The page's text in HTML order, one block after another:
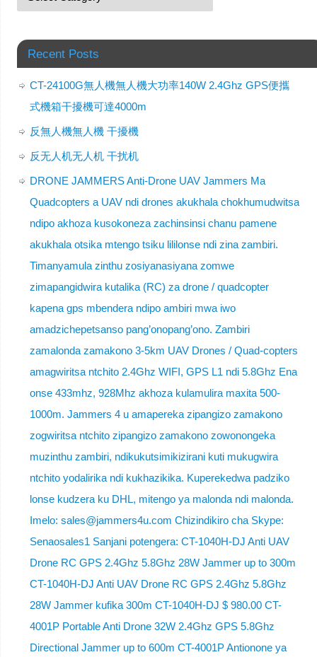
Recent Posts
CT-24100G無人機無人機大功率140W 2.4Ghz GPS便攜
式機箱干擾機可達4000m
反無人機無人機 干擾機
反无人机无人机 干扰机
DRONE JAMMERS Anti-Drone UAV Jammers Ma
Quadcopters a UAV ndi drones akukhala chokhumudwitsa
ndipo akhoza kusokoneza zachinsinsi chanu pamene
akukhala otsika mtengo tsiku lililonse ndi zina zambiri.
Timanyamula zinthu zosiyanasiyana zomwe
zimapangidwira kutalika (RC) za drone / quadcopter
kapena gps mbendera ndipo ambiri mwa iwo
amadzichepetsanso pang’onopang’ono. Zambiri
zamalonda zamakono 3-5km UAV Drones / Quad-copters
amagwiritsa ntchito 2.4Ghz WIFI, GPS L1 ndi 5.8Ghz Ena
onse 433mhz, 928Mhz akhoza kulamulira maxita 500-
1000m. Jammers 4 u amapereka zipangizo zamakono
zogwiritsa ntchito zipangizo zamakono zowonongeka
muzinthu zambiri, ndikukutsimikizirani kuti mukugwira
ntchito yodalirika ndi kukhazikika. Kuperekedwa padziko
lonse kudzera ku DHL, mitengo ya malonda ndi malonda.
Imelo: sales@jammers4u.com Chizindikiro cha Skype:
Senaosales1 Sanjani potengera: CT-1040H-DJ Anti UAV
Drone RC GPS 2.4Ghz 5.8Ghz 28W Jammer up to 300m
CT-1040H-DJ Anti UAV Drone RC GPS 2.4Ghz 5.8Ghz
28W Jammer kufika 300m CT-1040H-DJ $ 980.00 CT-
4001P Portable Anti Drone 32W 2.4Ghz GPS 5.8Ghz
Directional Jammer up to 600m CT-4001P Antionone ya